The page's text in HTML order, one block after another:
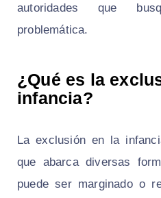
autoridades que
problemática.
¿Qué es la
infancia?
La exclusión en la
que abarca diversas
puede ser marginado o